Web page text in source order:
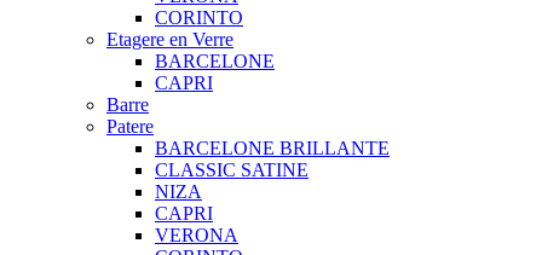
CORINTO
Etagere en Verre
BARCELONE
CAPRI
Barre
Patere
BARCELONE BRILLANTE
CLASSIC SATINE
NIZA
CAPRI
VERONA